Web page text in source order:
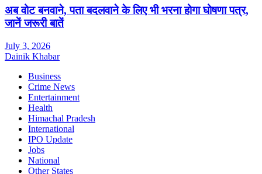
अब वोट बनवाने, पता बदलवाने के लिए भी भरना होगा घोषणा पत्र,
जानें जरूरी बातें
July 3, 2026
Dainik Khabar
Business
Crime News
Entertainment
Health
Himachal Pradesh
International
IPO Update
Jobs
National
Other States